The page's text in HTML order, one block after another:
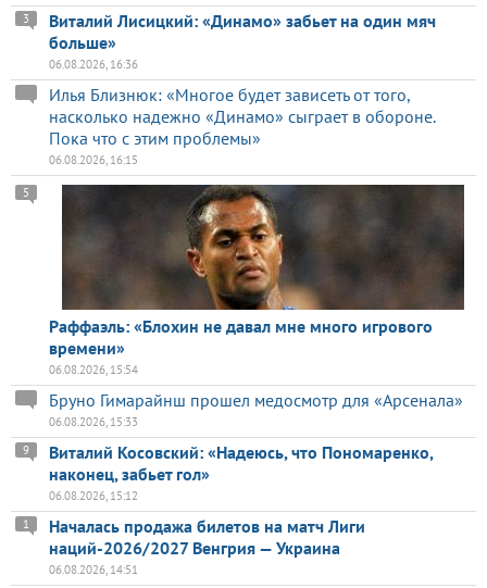
Виталий Лисицкий: «Динамо» забьет на один мяч
больше»
3
06.08.2026, 16:36
Илья Близнюк: «Многое будет зависеть от того,
насколько надежно «Динамо» сыграет в обороне.
Пока что с этим проблемы»
06.08.2026, 16:15
Раффаэль: «Блохин не давал мне много игрового
времени»
5
06.08.2026, 15:54
Бруно Гимарайнш прошел медосмотр для «Арсенала»
06.08.2026, 15:33
Виталий Косовский: «Надеюсь, что Пономаренко,
наконец, забьет гол»
9
06.08.2026, 15:12
Началась продажа билетов на матч Лиги
наций-2026/2027 Венгрия — Украина
1
06.08.2026, 14:51